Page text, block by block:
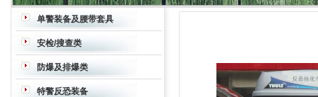
单警装备及腰带套具
腰带
枪套 枪箱/枪包
安检/搜查类
炸药、毒品探测器 危险液体检查仪
墙雷达
防爆及排爆类
特警反恐装备